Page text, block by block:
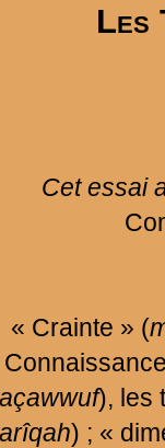
Les
Cet essai
« Crainte » (
), les
) ; «